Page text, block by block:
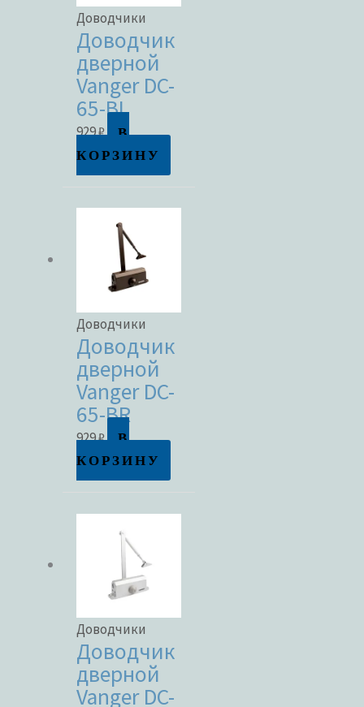
Доводчики
Доводчик
дверной
Vanger DC-
65-BL
929₽
В
КОРЗИНУ
Доводчики
Доводчик
дверной
Vanger DC-
65-BR
929₽
В
КОРЗИНУ
Доводчики
Доводчик
дверной
Vanger DC-